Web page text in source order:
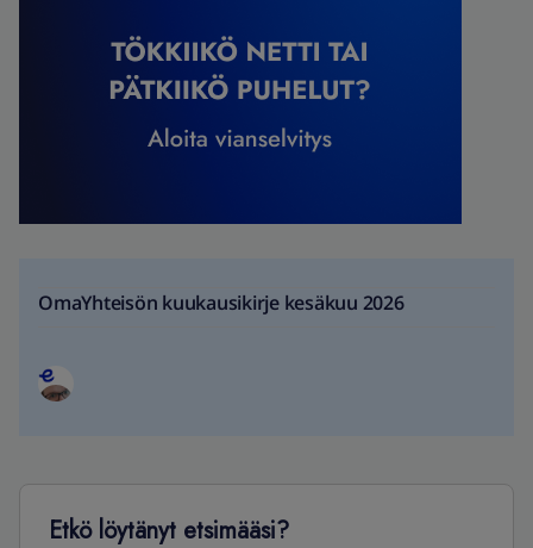
OmaYhteisön kuukausikirje kesäkuu 2026
Etkö löytänyt etsimääsi?